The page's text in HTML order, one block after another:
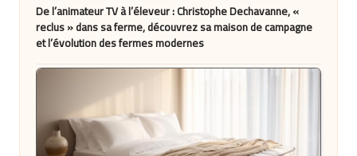
De l’animateur TV à l’éleveur : Christophe Dechavanne, «
reclus » dans sa ferme, découvrez sa maison de campagne
et l’évolution des fermes modernes